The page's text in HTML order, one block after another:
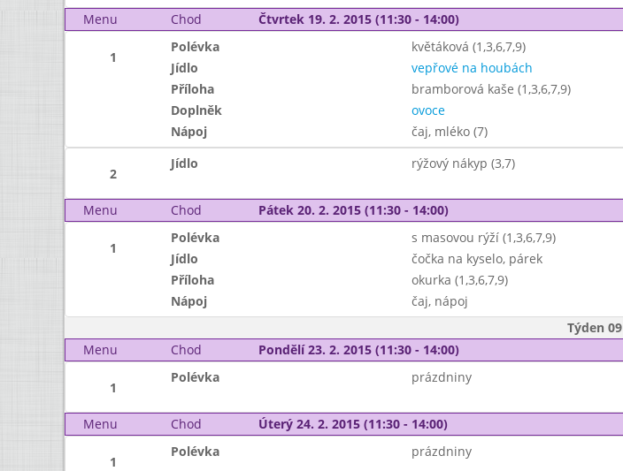
Menu
Chod Čtvrtek 19. 2. 2015 (11:30 - 14:00)
1
Polévka
květáková (1,3,6,7,9)
Jídlo
vepřové na houbách
Příloha
bramborová kaše (1,3,6,7,9)
Doplněk
ovoce
Nápoj
čaj, mléko (7)
2
Jídlo rýžový nákyp (3,7)
Menu Chod Pátek 20. 2. 2015 (11:30 - 14:00)
1
Polévka
s masovou rýží (1,3,6,7,9)
Jídlo
čočka na kyselo, párek
Příloha
okurka (1,3,6,7,9)
Nápoj
čaj, nápoj
Týden 09
Menu
Chod Pondělí 23. 2. 2015 (11:30 - 14:00)
1
Polévka prázdniny
Menu Chod Úterý 24. 2. 2015 (11:30 - 14:00)
1
Polévka prázdniny